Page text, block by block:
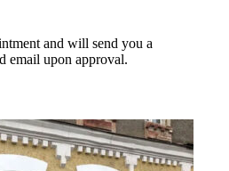
and will send you a
email upon approval.